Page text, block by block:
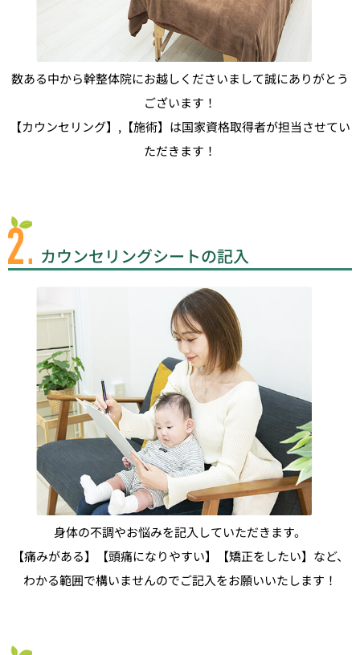
数ある中から幹整体院にお越しくださいまして誠にありがとう
ございます！
【カウンセリング】,【施術】は国家資格取得者が担当させてい
ただきます！
カウンセリングシートの記入
身体の不調やお悩みを記入していただきます。
【痛みがある】【頭痛になりやすい】【矯正をしたい】など、
わかる範囲で構いませんのでご記入をお願いいたします！